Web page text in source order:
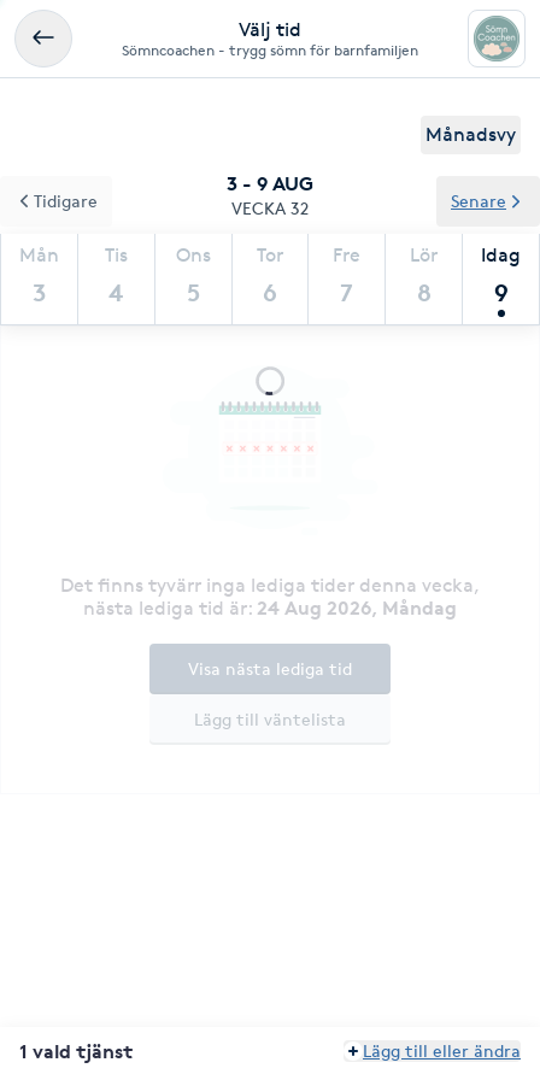
Välj tid
Sömncoachen - trygg sömn för barnfamiljen
Månadsvy
3 - 9 AUG
VECKA 32
Mån
3
Tis
4
Ons
5
Tor
6
Fre
7
Lör
8
Idag
9
Tidigare Senare
Det finns tyvärr inga lediga tider denna vecka,
nästa lediga tid är: 24 Aug 2026, Måndag
Lägg till väntelista
Visa nästa lediga tid
1 vald tjänst Lägg till eller ändra